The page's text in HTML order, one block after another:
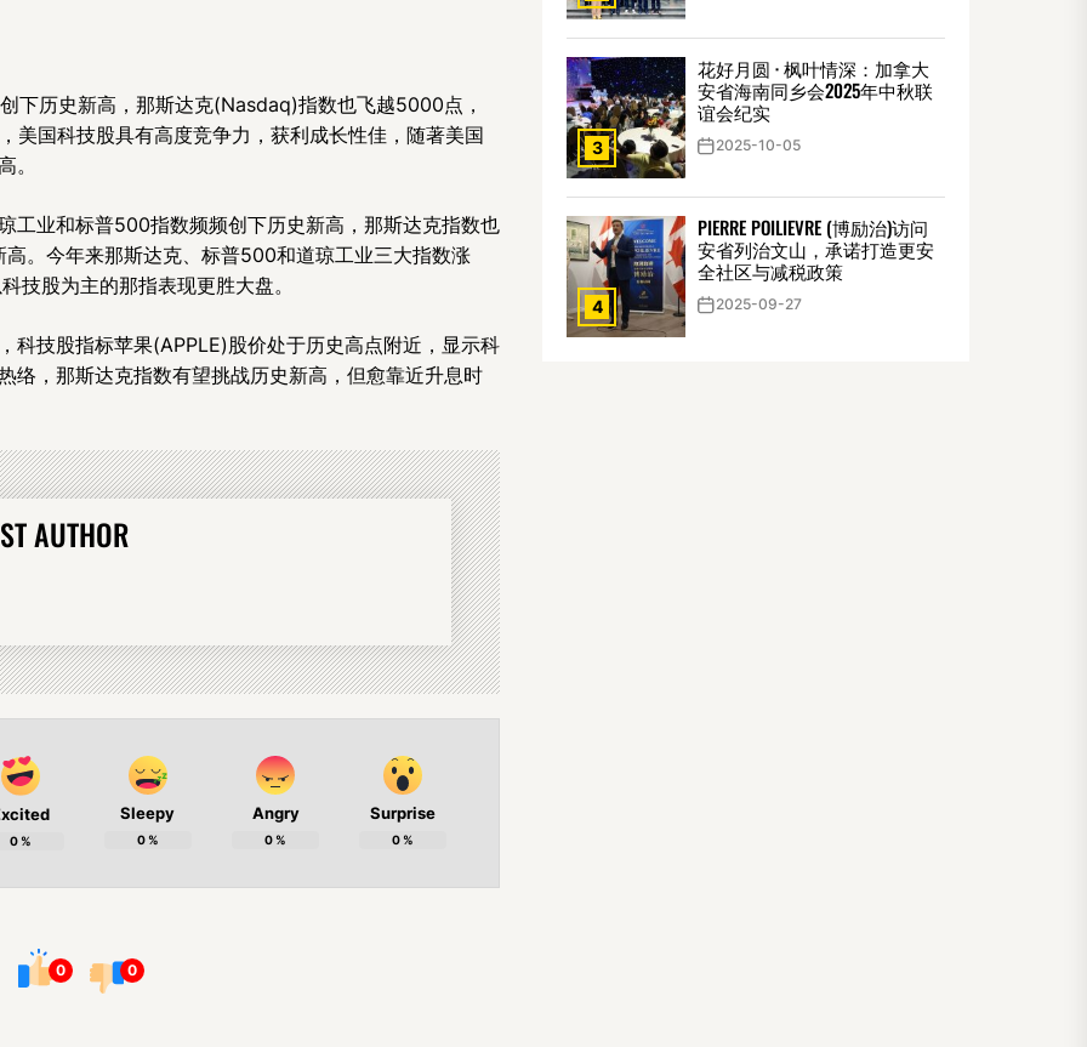
下历史新高，那斯达克(Nasdaq)指数也飞越5000点，
美国科技股具有高度竞争力，获利成长性佳，随著美国
。
工业和标普500指数频频创下历史新高，那斯达克指数也
。今年来那斯达克、标普500和道琼工业三大指数涨
技股为主的那指表现更胜大盘。
科技股指标苹果(APPLE)股价处于历史高点附近，显示科
络，那斯达克指数有望挑战历史新高，但愈靠近升息时
AUTHOR
0%
Sleepy
0%
Angry
0%
Surprise
0%
0 0
3
花好月圆 · 枫叶情深：加拿大
安省海南同乡会2025年中秋联
谊会纪实
2025-10-05
4
PIERRE POILIEVRE (博励治)访问
安省列治文山，承诺打造更安
全社区与减税政策
2025-09-27